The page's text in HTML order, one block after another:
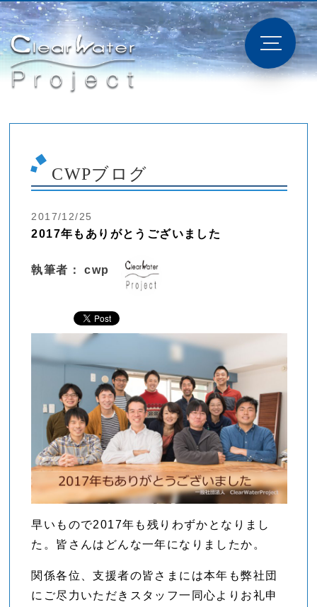
CWPブログ
2017/12/25
2017年もありがとうございました
執筆者： cwp
早いもので2017年も残りわずかとなりまし
た。皆さんはどんな一年になりましたか。
関係各位、支援者の皆さまには本年も弊社団
にご尽力いただきスタッフ一同心よりお礼申